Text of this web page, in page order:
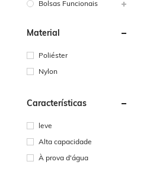
Bolsas Funcionais
Material
Poliéster
Nylon
Características
leve
Alta capacidade
À prova d'água